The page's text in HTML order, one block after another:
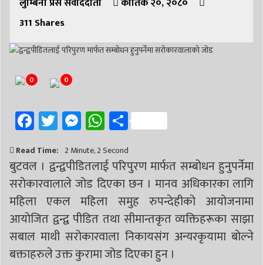
311 Shares
0 0
Facebook
Twitter
Messenger
WhatsApp
Share
Read Time: 2 Minute, 2 Second
बुटवल । द्वन्द्वपीडितलाई परिपुरण मार्फत सम्बोधन हुनुपर्नेमा
सरोकारवालाले जोड दिएका छन । मानव अधिकारका लागि
महिला एकल महिला समुह रुपन्देहीको आयोजनामा
आयोजित द्वन्द्व पीडित तथा सीमान्तकृत व्यक्तिहरूका साझा
सबाल माथी सरोकारवाला निकायसंग अन्यरकृयामा बोल्ने
बक्ताहरुले उक्त कुरामा जोड दिएका हुन ।